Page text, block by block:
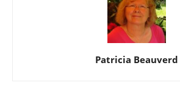
Patricia Beauverd